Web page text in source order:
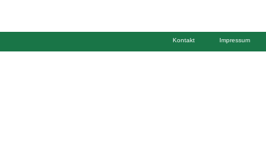
Kontakt Impressum